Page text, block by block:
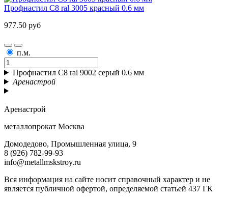
Профнастил С8 ral 3005 красный 0.6 мм
977.50 руб
п.м.
Профнастил С8 ral 9002 серый 0.6 мм
Аренастрой
Аренастрой
металлопрокат Москва
Домодедово, Промышленная улица, 9
8 (926) 782-99-93
info@metallmskstroy.ru
Вся информация на сайте носит справочный характер и не
является публичной офертой, определяемой статьей 437 ГК